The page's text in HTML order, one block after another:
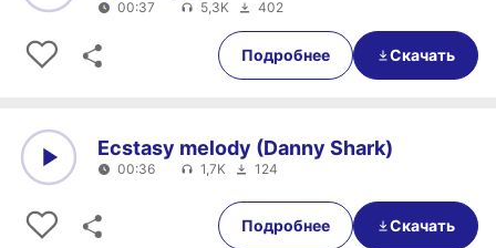
00:37
00:37 5,3K 402
Подробнее Скачать
00:36
Ecstasy melody (Danny Shark)
00:36 1,7K 124
Подробнее Скачать